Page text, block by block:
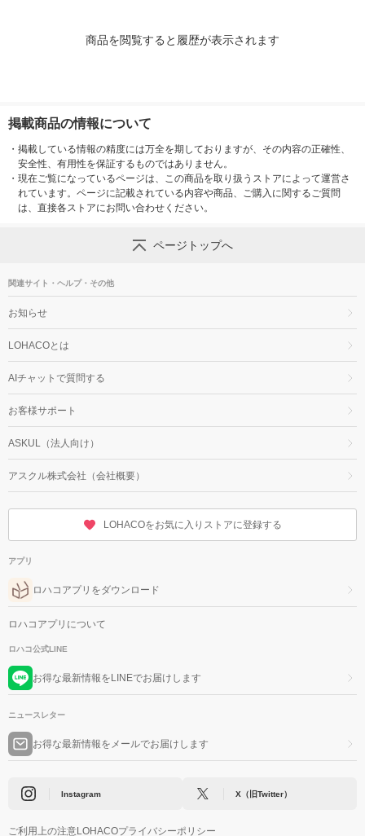
商品を閲覧すると履歴が表示されます
掲載商品の情報について
・ 掲載している情報の精度には万全を期しておりますが、その内容の正確性、
安全性、有用性を保証するものではありません。
・ 現在ご覧になっているページは、この商品を取り扱うストアによって運営さ
れています。ページに記載されている内容や商品、ご購入に関するご質問
は、直接各ストアにお問い合わせください。
ページトップへ
関連サイト・ヘルプ・その他
お知らせ
LOHACOとは
AIチャットで質問する
お客様サポート
ASKUL（法人向け）
アスクル株式会社（会社概要）
LOHACOをお気に入りストアに登録する
アプリ
ロハコアプリをダウンロード
ロハコアプリについて
ロハコ公式LINE
お得な最新情報をLINEでお届けします
ニュースレター
お得な最新情報をメールでお届けします
Instagram X（旧Twitter）
ご利用上の注意LOHACOプライバシーポリシー